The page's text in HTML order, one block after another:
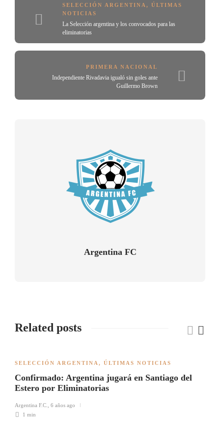
SELECCIÓN ARGENTINA , ÚLTIMAS
NOTICIAS
La Selección argentina y los convocados para las
eliminatorias
PRIMERA NACIONAL
Independiente Rivadavia igualó sin goles ante
Guillermo Brown
Argentina FC
Related posts
SELECCIÓN ARGENTINA , ÚLTIMAS NOTICIAS
Confirmado: Argentina jugará en Santiago del
Estero por Eliminatorias
Argentina F.C.
6 años ago
1 min